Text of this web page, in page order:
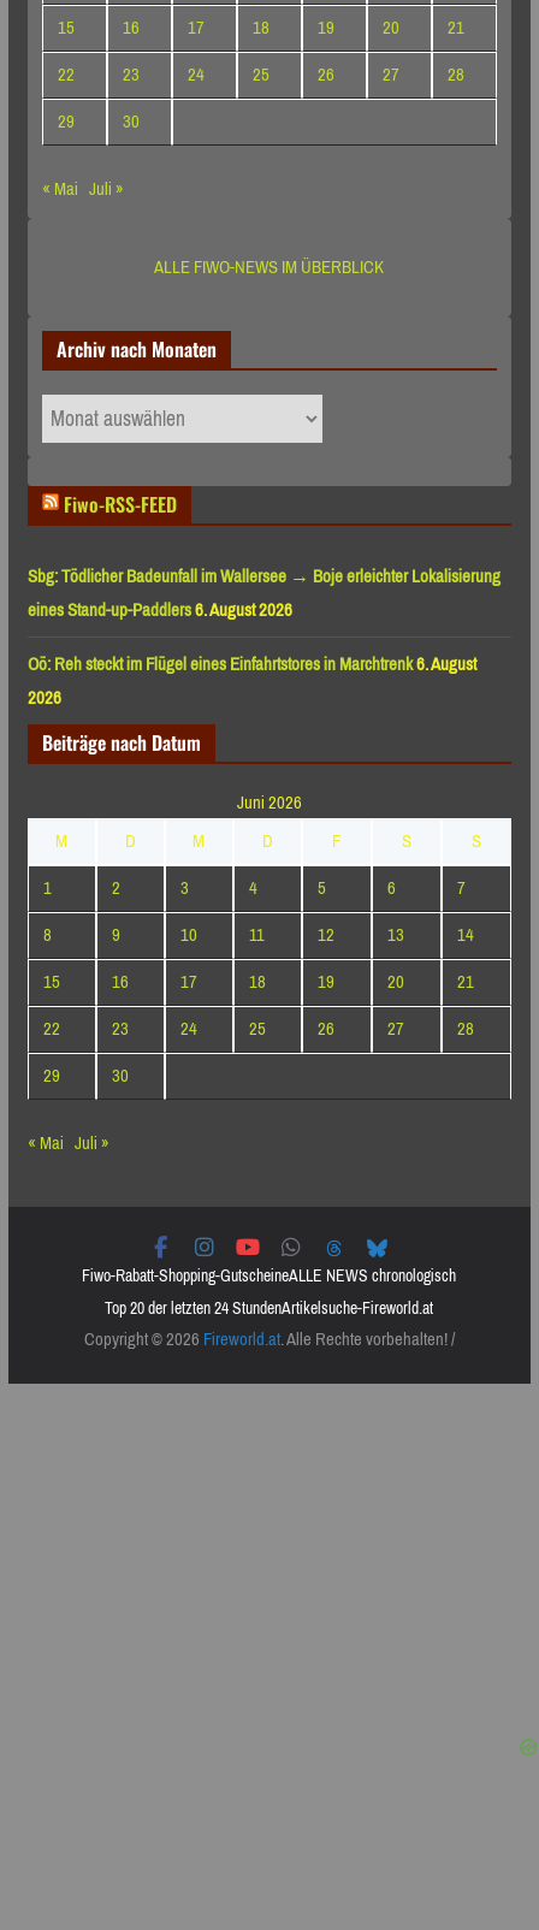
15
16 17 18 19 20
21
22
23 24 25 26 27
28
29
30
« Mai Juli »
ALLE FIWO-NEWS IM ÜBERBLICK
Archiv nach Monaten
Archiv
nach
Fiwo-RSS-FEED
Sbg: Tödlicher Badeunfall im Wallersee → Boje erleichter Lokalisierung
eines Stand-up-Paddlers6. August 2026
Oö: Reh steckt im Flügel eines Einfahrtstores in Marchtrenk6. August
2026
Beiträge nach Datum
Juni 2026
M
D M D F S
S
1
2 3 4 5 6
7
8
9 10 11 12 13
14
15
16 17 18 19 20
21
22
23 24 25 26 27
28
29
30
« Mai Juli »
Fiwo-Rabatt-Shopping-GutscheineALLE NEWS chronologisch
Top 20 der letzten 24 StundenArtikelsuche-Fireworld.at
Copyright © 2026Fireworld.at. Alle Rechte vorbehalten! /